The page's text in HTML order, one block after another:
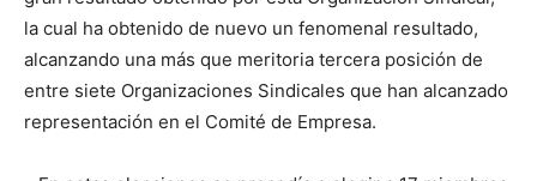
la cual ha obtenido de nuevo un fenomenal resultado,
alcanzando una más que meritoria tercera posición de
entre siete Organizaciones Sindicales que han alcanzado
representación en el Comité de Empresa.